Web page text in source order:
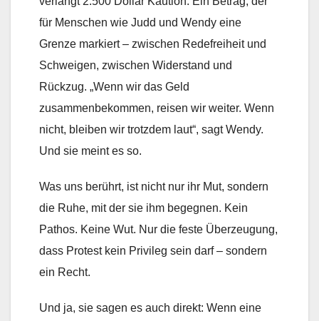
für Menschen wie Judd und Wendy eine
Grenze markiert – zwischen Redefreiheit und
Schweigen, zwischen Widerstand und
Rückzug. „Wenn wir das Geld
zusammenbekommen, reisen wir weiter. Wenn
nicht, bleiben wir trotzdem laut“, sagt Wendy.
Und sie meint es so.
Was uns berührt, ist nicht nur ihr Mut, sondern
die Ruhe, mit der sie ihm begegnen. Kein
Pathos. Keine Wut. Nur die feste Überzeugung,
dass Protest kein Privileg sein darf – sondern
ein Recht.
Und ja, sie sagen es auch direkt: Wenn eine